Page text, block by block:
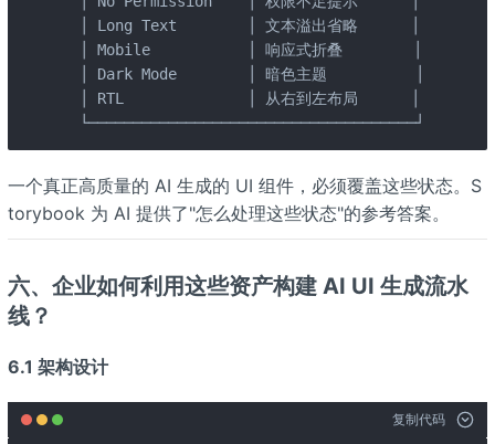
  │ Long Text        │ 文本溢出省略      │
  │ Mobile           │ 响应式折叠        │
  │ Dark Mode        │ 暗色主题          │
  │ RTL              │ 从右到左布局      │
  └─────────────────────────────────────┘
一个真正高质量的 AI 生成的 UI 组件，必须覆盖这些状态。S
torybook 为 AI 提供了"怎么处理这些状态"的参考答案。
六、企业如何利用这些资产构建 AI UI 生成流水
线？
6.1 架构设计
复制代码